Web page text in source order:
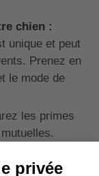
chien :
unique et peut
Prenez en
le mode de
les primes